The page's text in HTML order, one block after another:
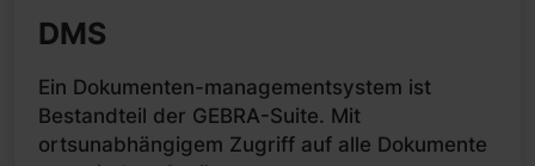
DMS
Ein Dokumenten-managementsystem ist
Bestandteil der GEBRA-Suite. Mit
ortsunabhängigem Zugriff auf alle Dokumente